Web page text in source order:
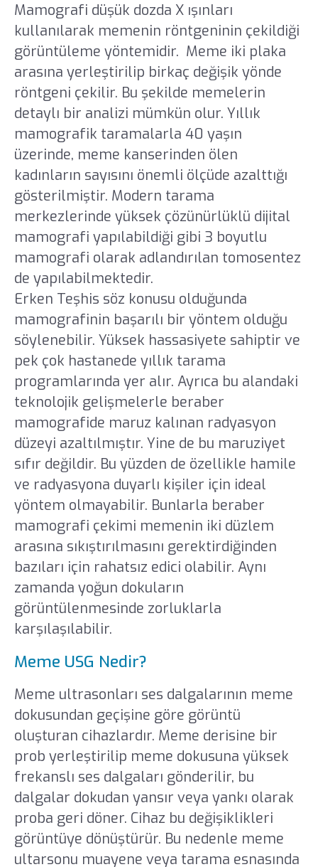
Mamografi düşük dozda X ışınları
kullanılarak memenin röntgeninin çekildiği
görüntüleme yöntemidir. Meme iki plaka
arasına yerleştirilip birkaç değişik yönde
röntgeni çekilir. Bu şekilde memelerin
detaylı bir analizi mümkün olur. Yıllık
mamografik taramalarla 40 yaşın
üzerinde, meme kanserinden ölen
kadınların sayısını önemli ölçüde azalttığı
gösterilmiştir. Modern tarama
merkezlerinde yüksek çözünürlüklü dijital
mamografi yapılabildiği gibi 3 boyutlu
mamografi olarak adlandırılan tomosentez
de yapılabilmektedir.
Erken Teşhis söz konusu olduğunda
mamografinin başarılı bir yöntem olduğu
söylenebilir. Yüksek hassasiyete sahiptir ve
pek çok hastanede yıllık tarama
programlarında yer alır. Ayrıca bu alandaki
teknolojik gelişmelerle beraber
mamografide maruz kalınan radyasyon
düzeyi azaltılmıştır. Yine de bu maruziyet
sıfır değildir. Bu yüzden de özellikle hamile
ve radyasyona duyarlı kişiler için ideal
yöntem olmayabilir. Bunlarla beraber
mamografi çekimi memenin iki düzlem
arasına sıkıştırılmasını gerektirdiğinden
bazıları için rahatsız edici olabilir. Aynı
zamanda yoğun dokuların
görüntülenmesinde zorluklarla
karşılaşılabilir.
Meme USG Nedir?
Meme ultrasonları ses dalgalarının meme
dokusundan geçişine göre görüntü
oluşturan cihazlardır. Meme derisine bir
prob yerleştirilip meme dokusuna yüksek
frekanslı ses dalgaları gönderilir, bu
dalgalar dokudan yansır veya yankı olarak
proba geri döner. Cihaz bu değişiklikleri
görüntüye dönüştürür. Bu nedenle meme
ultarsonu muayene veya tarama esnasında